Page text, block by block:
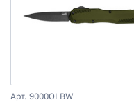
Арт. 9000OLBW